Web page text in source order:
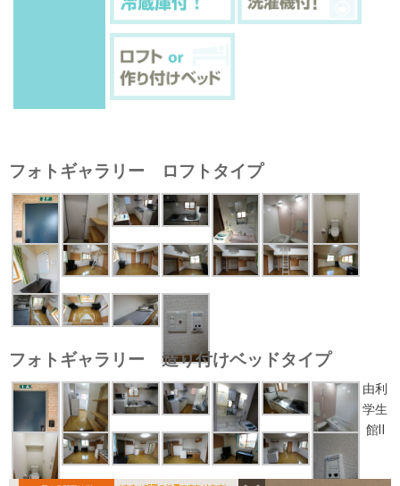
フォトギャラリー ロフトタイプ
フォトギャラリー 造り付けベッドタイプ
由利
学生
館Ⅱ